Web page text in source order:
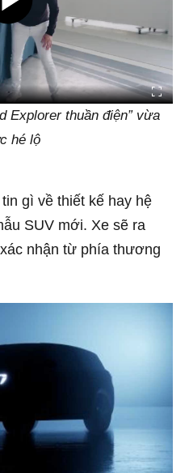
Explorer thuần điện” vừa
hé lộ
gì về thiết kế hay hệ
SUV mới. Xe sẽ ra
nhận từ phía thương